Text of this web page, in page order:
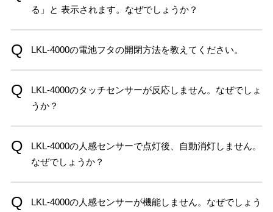
る」と 表示されます。なぜでしょうか？
LKL-4000の電池フタの開閉方法を教えてください。
LKL-4000のタッチセンサーが反応しません。なぜでしょ
うか？
LKL-4000の人感センサーで点灯後、自動消灯しません。
なぜでしょうか？
LKL-4000の人感センサーが機能しません。なぜでしょう